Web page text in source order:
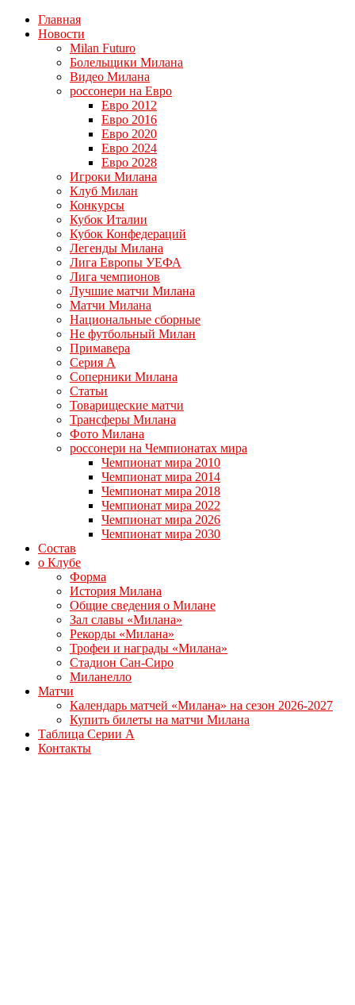
Главная
Новости
Milan Futuro
Болельщики Милана
Видео Милана
россонери на Евро
Евро 2012
Евро 2016
Евро 2020
Евро 2024
Евро 2028
Игроки Милана
Клуб Милан
Конкурсы
Кубок Италии
Кубок Конфедераций
Легенды Милана
Лига Европы УЕФА
Лига чемпионов
Лучшие матчи Милана
Матчи Милана
Национальные сборные
Не футбольный Милан
Примавера
Серия А
Соперники Милана
Статьи
Товарищеские матчи
Трансферы Милана
Фото Милана
россонери на Чемпионатах мира
Чемпионат мира 2010
Чемпионат мира 2014
Чемпионат мира 2018
Чемпионат мира 2022
Чемпионат мира 2026
Чемпионат мира 2030
Состав
о Клубе
Форма
История Милана
Общие сведения о Милане
Зал славы «Милана»
Рекорды «Милана»
Трофеи и награды «Милана»
Стадион Сан-Сиро
Миланелло
Матчи
Календарь матчей «Милана» на сезон 2026-2027
Купить билеты на матчи Милана
Таблица Серии А
Контакты